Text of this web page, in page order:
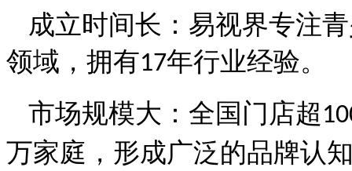
成立时间长： 易视界专注
领域，拥有17年行业经验。
市场规模大：全国门店超
万家庭，形成广泛的品牌认